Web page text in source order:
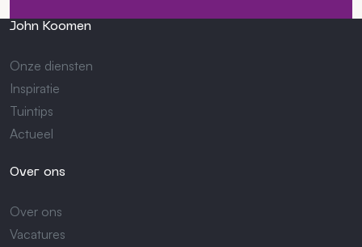
John Koomen
Onze diensten
Inspiratie
Tuintips
Actueel
Over ons
Over ons
Vacatures